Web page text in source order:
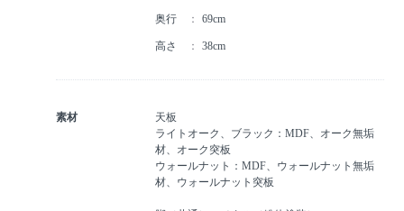
奥行 69cm
高さ 38cm
素材
天板
ライトオーク、ブラック：MDF、オーク無垢
材、オーク突板
ウォールナット：MDF、ウォールナット無垢
材、ウォールナット突板